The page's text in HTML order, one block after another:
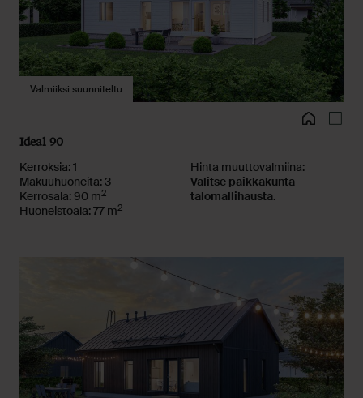
Valmiiksi suunniteltu
Kuvat
Talo
Ideal 90
Kerroksia: 1
Makuuhuoneita: 3
Kerrosala: 90 m2
Huoneistoala: 77 m2
Hinta muuttovalmiina:
Valitse paikkakunta
talomallihausta.